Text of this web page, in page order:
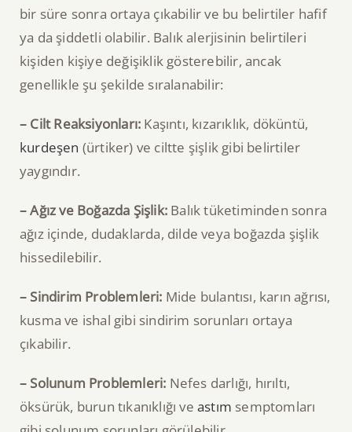
bir süre sonra ortaya çıkabilir ve bu belirtiler hafif
ya da şiddetli olabilir. Balık alerjisinin belirtileri
kişiden kişiye değişiklik gösterebilir, ancak
genellikle şu şekilde sıralanabilir:
– Cilt Reaksiyonları: Kaşıntı, kızarıklık, döküntü,
kurdeşen (ürtiker) ve ciltte şişlik gibi belirtiler
yaygındır.
– Ağız ve Boğazda Şişlik:Balık tüketiminden sonra
ağız içinde, dudaklarda, dilde veya boğazda şişlik
hissedilebilir.
– Sindirim Problemleri: Mide bulantısı, karın ağrısı,
kusma ve ishal gibi sindirim sorunları ortaya
çıkabilir.
– Solunum Problemleri: Nefes darlığı, hırıltı,
öksürük, burun tıkanıklığı ve astım semptomları